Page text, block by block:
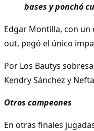
bases y ponchó
Edgar Montilla, con
out, pegó el único
Por Los Bautys
Kendry Sánchez y
Otros campeones
En otras finales